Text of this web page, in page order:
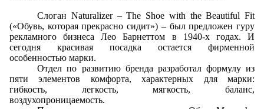
Слоган Naturalizer–The Shoe with the Beautiful Fit
(«Обувь, которая прекрасно сидит») – был предложен гуру
рекламного бизнеса Лео Барнеттом в 1940-х годах. И
сегодня красивая посадка остается фирменной
особенностью марки.
Отдел по развитию бренда разработал формулу из
пяти
элементов комфорта, характерных для марки:
гибкость, легкость, мягкость, баланс,
воздухопроницаемость.